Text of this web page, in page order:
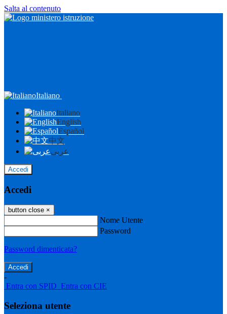
Salta al contenuto
Italiano
Italiano
English
Español
中文
عربى
Accedi
Accedi
button close ×
Nome Utente
Password
Password dimenticata?
-
Entra con SPID Entra con CIE
Seleziona utente